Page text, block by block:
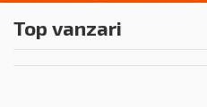
Top vanzari